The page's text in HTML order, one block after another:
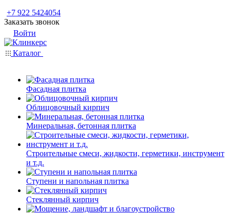
+7 922 5424054
Заказать звонок
Войти
Каталог
Фасадная плитка
Облицовочный кирпич
Минеральная, бетонная плитка
Строительные смеси, жидкости, герметики, инструмент
и т.д.
Ступени и напольная плитка
Cтеклянный кирпич